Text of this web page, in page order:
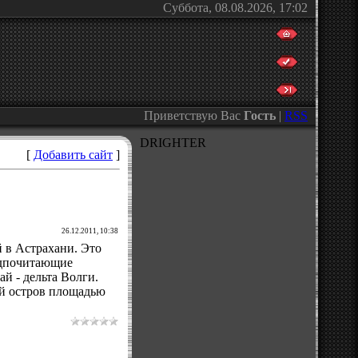
Суббота, 08.08.2026, 17:02
Приветствую Вас Гость | RSS
[ Добавить сайт ]
26.12.2011, 10:38
в Астрахани. Это
- дельта Волги.
остров площадью
DRIGHTER